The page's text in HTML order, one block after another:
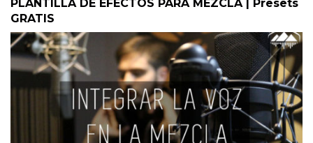
PLANTILLA DE EFECTOS PARA MEZCLA | Presets
GRATIS